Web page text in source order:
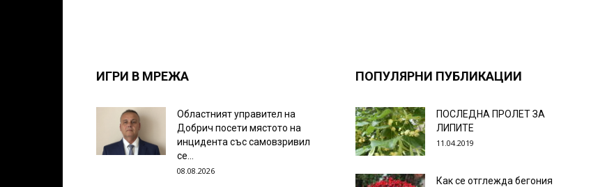
ИГРИ В МРЕЖА
Областният управител на
Добрич посети мястото на
инцидента със самовзривил
се...
08.08.2026
ПОПУЛЯРНИ ПУБЛИКАЦИИ
ПОСЛЕДНА ПРОЛЕТ ЗА
ЛИПИТЕ
11.04.2019
Как се отглежда бегония